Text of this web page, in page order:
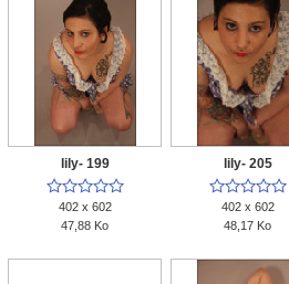
lily- 199

402 x 602
47,88 Ko
lily- 205

402 x 602
48,17 Ko